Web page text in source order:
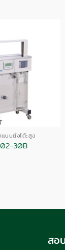
แบบตั้งโต๊ะสูง
30B
สอ